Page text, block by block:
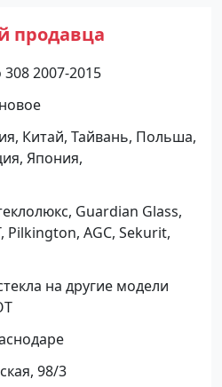
продавца
2007-2015
Китай, Тайвань, Польша,
Япония,
Guardian Glass,
Pilkington, AGC, Sekurit,
на другие модели
98/3